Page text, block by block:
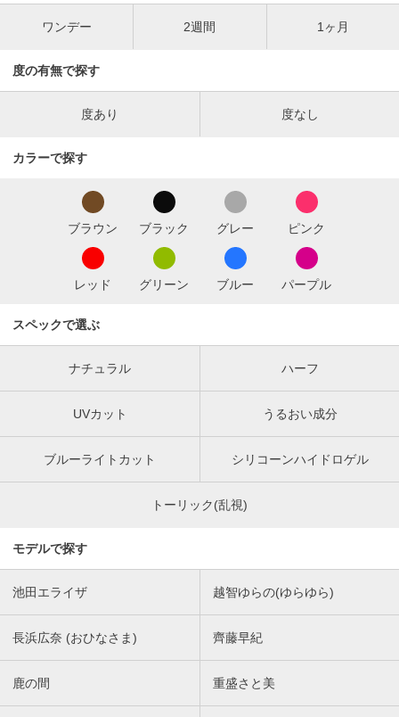
ワンデー 2週間 1ヶ月
度の有無で探す
度あり 度なし
カラーで探す
ブラウン ブラック グレー ピンク
レッド グリーン ブルー パープル
スペックで選ぶ
ナチュラル ハーフ
UVカット うるおい成分
ブルーライトカット シリコーンハイドロゲル
トーリック(乱視)
モデルで探す
池田エライザ 越智ゆらの(ゆらゆら)
長浜広奈 (おひなさま) 齊藤早紀
鹿の間 重盛さと美